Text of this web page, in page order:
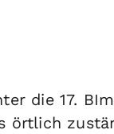
die 17.